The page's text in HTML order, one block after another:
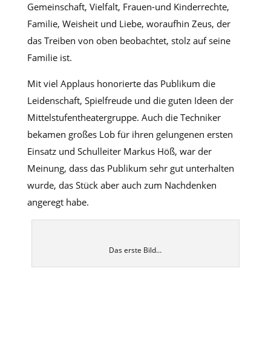
Gemeinschaft, Vielfalt, Frauen-und Kinderrechte,
Familie, Weisheit und Liebe, woraufhin Zeus, der
das Treiben von oben beobachtet, stolz auf seine
Familie ist.
Mit viel Applaus honorierte das Publikum die
Leidenschaft, Spielfreude und die guten Ideen der
Mittelstufentheatergruppe. Auch die Techniker
bekamen großes Lob für ihren gelungenen ersten
Einsatz und Schulleiter Markus Höß, war der
Meinung, dass das Publikum sehr gut unterhalten
wurde, das Stück aber auch zum Nachdenken
angeregt habe.
Das erste Bild…